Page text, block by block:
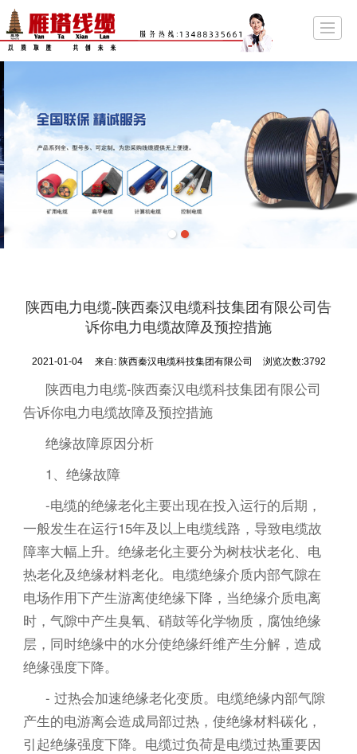
陕西电力电缆-陕西秦汉电缆科技集团有限公司告
诉你电力电缆故障及预控措施
2021-01-04 来自: 陕西秦汉电缆科技集团有限公司 浏览次数:3792
陕西电力电缆-陕西秦汉电缆科技集团有限公司
告诉你电力电缆故障及预控措施
绝缘故障原因分析
1、绝缘故障
-电缆的绝缘老化主要出现在投入运行的后期，
一般发生在运行15年及以上电缆线路，导致电缆故
障率大幅上升。绝缘老化主要分为树枝状老化、电
热老化及绝缘材料老化。电缆绝缘介质内部气隙在
电场作用下产生游离使绝缘下降，当绝缘介质电离
时，气隙中产生臭氧、硝鼓等化学物质，腐蚀绝缘
层，同时绝缘中的水分使绝缘纤维产生分解，造成
绝缘强度下降。
- 过热会加速绝缘老化变质。电缆绝缘内部气隙
产生的电游离会造成局部过热，使绝缘材料碳化，
引起绝缘强度下降。电缆过负荷是电缆过热重要因